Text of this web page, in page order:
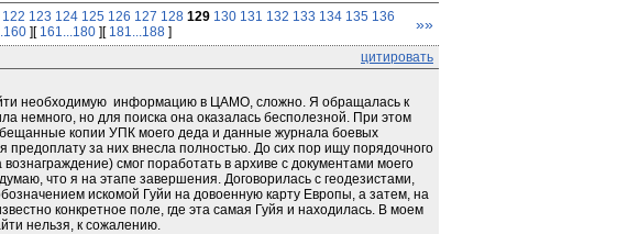
122 123 124 125 126 127 128 129 130 131 132 133 134 135 136
][ 161...180][ 181...188] »»
цитировать
необходимую  информацию в ЦАМО, сложно. Я обращалась к
немного, но для поиска она оказалась бесполезной. При этом
копии УПК моего деда и данные журнала боевых
предоплату за них внесла полностью. До сих пор ищу порядочного
смог поработать в архиве с документами моего
что я на этапе завершения. Договорилась с геодезистами,
искомой Гуйи на довоенную карту Европы, а затем, на
конкретное поле, где эта самая Гуйя и находилась. В моем
нельзя, к сожалению.